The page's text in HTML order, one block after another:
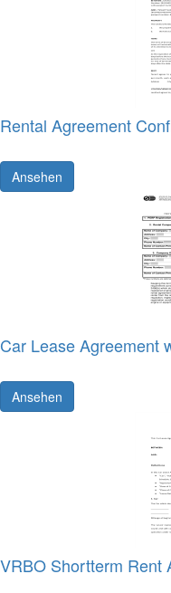
Rental Agreement
Ansehen
Car Lease Agreement
Ansehen
VRBO Shortterm Rent